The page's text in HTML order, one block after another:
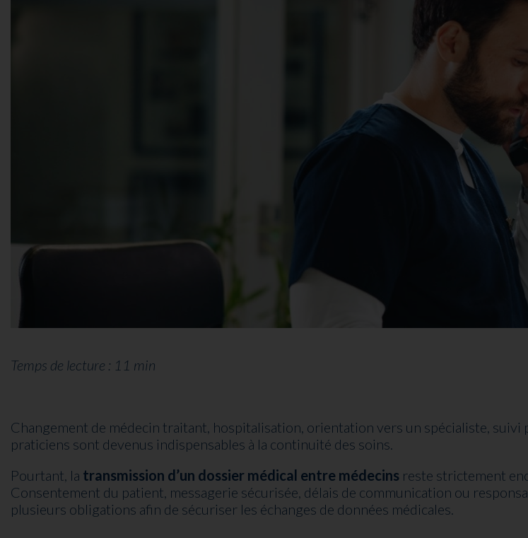
Temps de lecture : 11 min
Changement de médecin traitant, hospitalisation, orientation vers un spécialiste, suivi
praticiens sont devenus indispensables à la continuité des soins.
Pourtant, la transmission d’un dossier médical entre médecins reste strictement
Consentement du patient, messagerie sécurisée, délais de communication ou
plusieurs obligations afin de sécuriser les échanges de données médicales.